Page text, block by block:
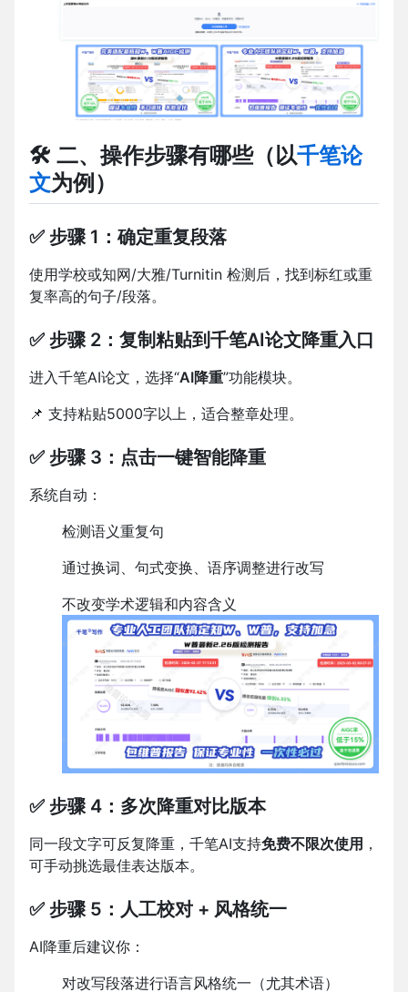
🛠 二、操作步骤有哪些（以千笔论
文为例）
✅ 步骤 1：确定重复段落
使用学校或知网/大雅/Turnitin 检测后，找到标红或重
复率高的句子/段落。
✅ 步骤 2：复制粘贴到千笔AI论文降重入口
进入千笔AI论文，选择“AI降重”功能模块。
📌 支持粘贴5000字以上，适合整章处理。
✅ 步骤 3：点击一键智能降重
系统自动：
检测语义重复句
通过换词、句式变换、语序调整进行改写
不改变学术逻辑和内容含义
✅ 步骤 4：多次降重对比版本
同一段文字可反复降重，千笔AI支持免费不限次使用 ，
可手动挑选最佳表达版本。
✅ 步骤 5：人工校对 + 风格统一
AI降重后建议你：
对改写段落进行语言风格统一（尤其术语）